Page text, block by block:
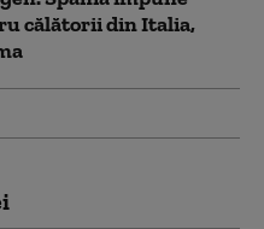
călătorii din Italia,